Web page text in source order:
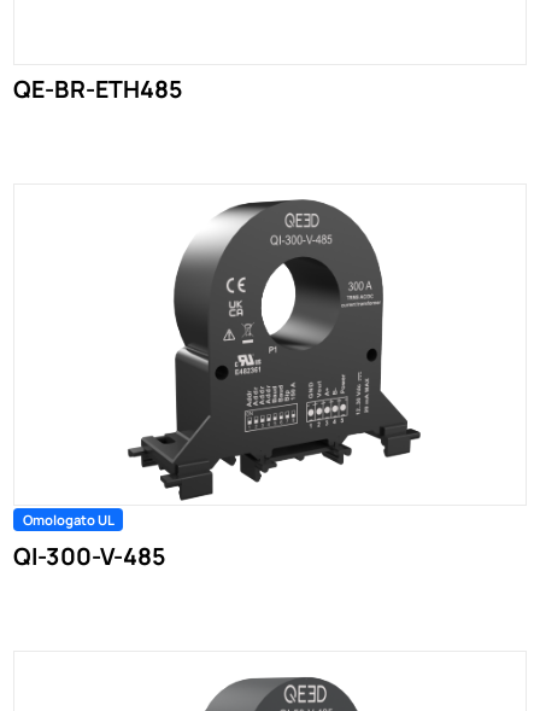
QE-BR-ETH485
Omologato UL
QI-300-V-485